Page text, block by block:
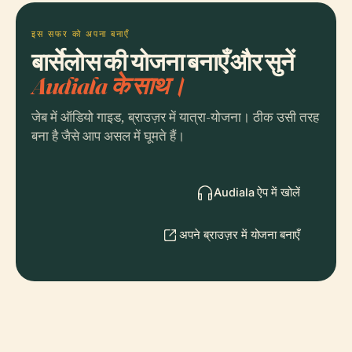
इस सफर को अपना बनाएँ
बार्सेलोस की योजना बनाएँ और सुनें
Audiala के साथ।
जेब में ऑडियो गाइड, ब्राउज़र में यात्रा-योजना। ठीक उसी तरह
बना है जैसे आप असल में घूमते हैं।
Audiala ऐप में खोलें
अपने ब्राउज़र में योजना बनाएँ